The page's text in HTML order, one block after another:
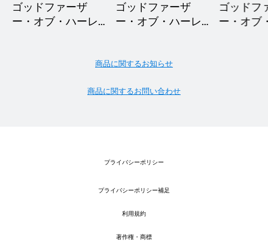
ゴッドファーザ
ー・オブ・ハーレ
ゴッドファーザ
ー・オブ・ハーレ
ゴッドフ
ー・オブ
商品に関するお知らせ
商品に関するお問い合わせ
プライバシーポリシー
プライバシーポリシー補足
利用規約
著作権・商標